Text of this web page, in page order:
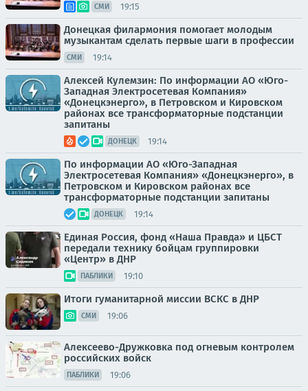
СМИ 19:15
Донецкая филармония помогает молодым
музыкантам сделать первые шаги в профессии
СМИ 19:14
Алексей Кулемзин: По информации АО «Юго-
Западная Электросетевая Компания»
«Донецкэнерго», в Петровском и Кировском
районах все трансформаторные подстанции
запитаны
ДОНЕЦК 19:14
По информации АО «Юго-Западная
Электросетевая Компания» «Донецкэнерго», в
Петровском и Кировском районах все
трансформаторные подстанции запитаны
ДОНЕЦК 19:14
Единая Россия, фонд «Наша Правда» и ЦБСТ
передали технику бойцам группировки
«Центр» в ДНР
ПАБЛИКИ 19:10
Итоги гуманитарной миссии ВСКС в ДНР
СМИ 19:06
Алексеево-Дружковка под огневым контролем
российских войск
ПАБЛИКИ 19:06